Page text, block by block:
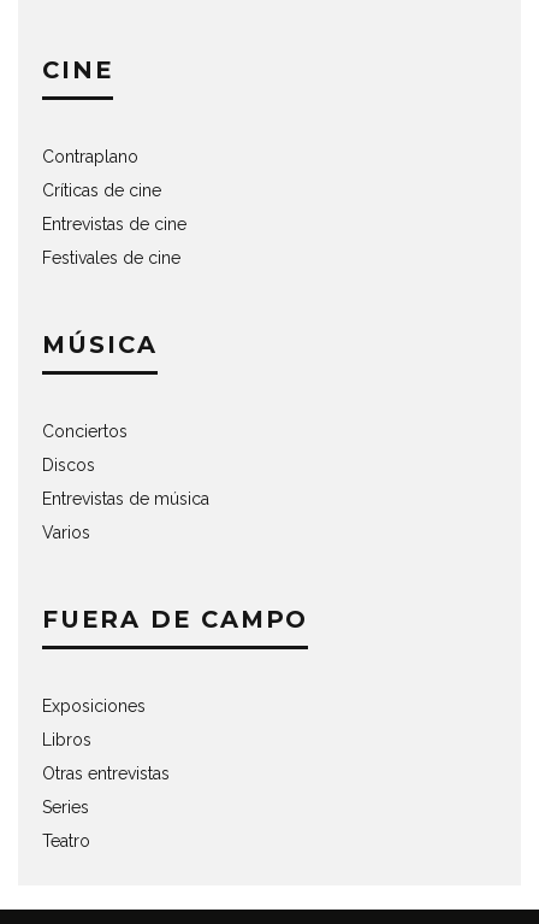
CINE
Contraplano
Críticas de cine
Entrevistas de cine
Festivales de cine
MÚSICA
Conciertos
Discos
Entrevistas de música
Varios
FUERA DE CAMPO
Exposiciones
Libros
Otras entrevistas
Series
Teatro